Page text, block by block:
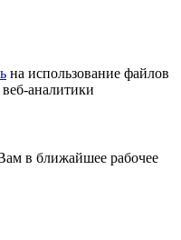
на использование файлов
аналитики
в ближайшее рабочее